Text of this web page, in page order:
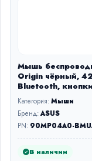
Мышь
Origin чёрный,
Bluetooth,
Категория:Мыши
Бренд:ASUS
PN: 90MP04A0-
В наличии